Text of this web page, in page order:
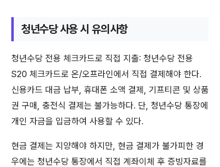
청년수당 사용 시 유의사항
청년수당 전용 체크카드로 직접 지출: 청년수당 전용
S20 체크카드로 온/오프라인에서 직접 결제해야 한다.
신용카드 대금 납부, 휴대폰 소액 결제, 기프티콘 및 상품
권 구매, 충전식 결제는 불가능하다. 단, 청년수당 통장에
개인 자금을 입금하여 사용할 수 있다.
현금 결제는 지양해야 하지만, 현금 결제가 불가피한 경
우에는 청년수당 통장에서 직접 계좌이체 후 증빙자료를